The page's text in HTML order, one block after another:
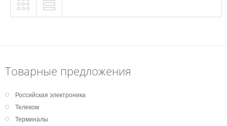
Товарные предложения
Российская электроника
Телеком
Терминалы